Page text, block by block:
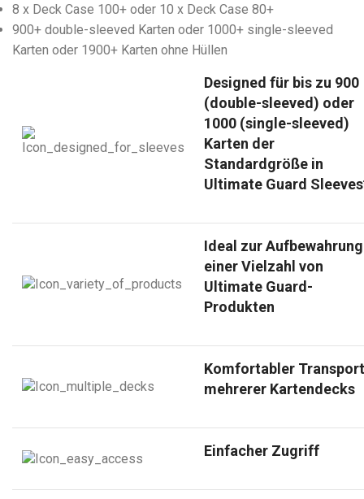
8 x Deck Case 100+ oder 10 x Deck Case 80+
900+ double-sleeved Karten oder 1000+ single-sleeved
Karten oder 1900+ Karten ohne Hüllen
Designed für bis zu 900
(double-sleeved) oder
1000 (single-sleeved)
Karten der
Standardgröße in
Ultimate Guard
Ideal zur Aufbewahrung
einer Vielzahl von
Ultimate Guard-
Produkten
Komfortabler Transport
mehrerer Kartendecks
Einfacher Zugriff